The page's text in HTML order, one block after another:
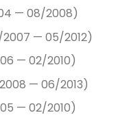
— 08/2008)
— 05/2012)
— 02/2010)
— 06/2013)
— 02/2010)